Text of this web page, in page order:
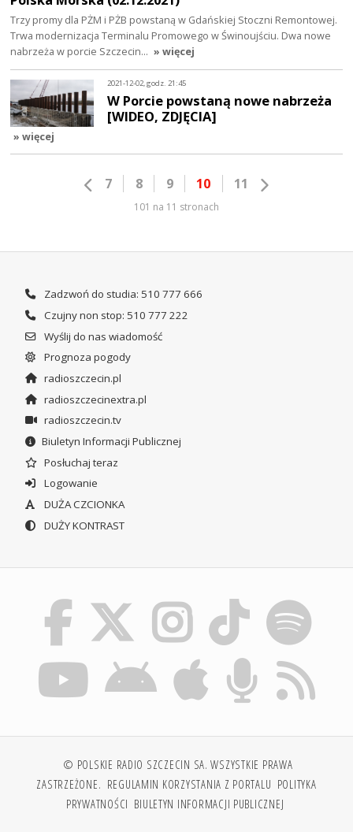
Trzy promy dla PŻM i PŻB powstaną w Gdańskiej Stoczni Remontowej.
Trwa modernizacja Terminalu Promowego w Świnoujściu. Dwa nowe
nabrzeża w porcie Szczecin… » więcej
2021-12-02, godz. 21:45
W Porcie powstaną nowe nabrzeża
[WIDEO, ZDJĘCIA]
» więcej
7 8 9 10 11
101 na 11 stronach
Zadzwoń do studia: 510 777 666
Czujny non stop: 510 777 222
Wyślij do nas wiadomość
Prognoza pogody
radioszczecin.pl
radioszczecinextra.pl
radioszczecin.tv
Biuletyn Informacji Publicznej
Posłuchaj teraz
Logowanie
DUŻA CZCIONKA
DUŻY KONTRAST
© POLSKIE RADIO SZCZECIN SA. WSZYSTKIE PRAWA
ZASTRZEŻONE. REGULAMIN KORZYSTANIA Z PORTALU POLITYKA
PRYWATNOŚCI BIULETYN INFORMACJI PUBLICZNEJ